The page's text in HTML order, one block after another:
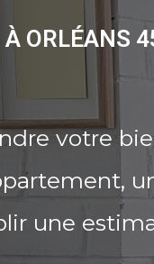
ORLÉANS
votre
une